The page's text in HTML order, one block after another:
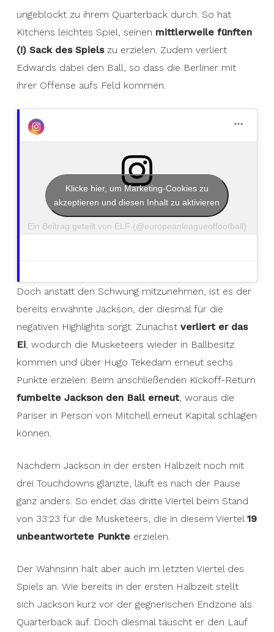
ungeblockt zu ihrem Quarterback durch. So hat
Kitchens leichtes Spiel, seinen mittlerweile fünften
(!) Sack des Spielszu erzielen. Zudem verliert
Edwards dabei den Ball, so dass die Berliner mit
ihrer Offense aufs Feld kommen.
Ein Beitrag geteilt von ELF (@europeanleagueoffootball)
Klicke hier, um Marketing-Cookies zu
akzeptieren und diesen Inhalt zu aktivieren
Doch anstatt den Schwung mitzunehmen, ist es der
bereits erwähnte Jackson, der diesmal für die
negativen Highlights sorgt. Zunächst verliert er das
Ei, wodurch die Musketeers wieder in Ballbesitz
kommen und über Hugo Tekedam erneut sechs
Punkte erzielen. Beim anschließenden Kickoff-Return
fumbelte Jackson den Ball erneut, woraus die
Pariser in Person von Mitchell erneut Kapital schlagen
können.
Nachdem Jackson in der ersten Halbzeit noch mit
drei Touchdowns glänzte, läuft es nach der Pause
ganz anders. So endet das dritte Viertel beim Stand
von 33:23 für die Musketeers, die in diesem Viertel 19
unbeantwortete Punkteerzielen.
Der Wahnsinn hält aber auch im letzten Viertel des
Spiels an. Wie bereits in der ersten Halbzeit stellt
sich Jackson kurz vor der gegnerischen Endzone als
Quarterback auf. Doch diesmal täuscht er den Lauf